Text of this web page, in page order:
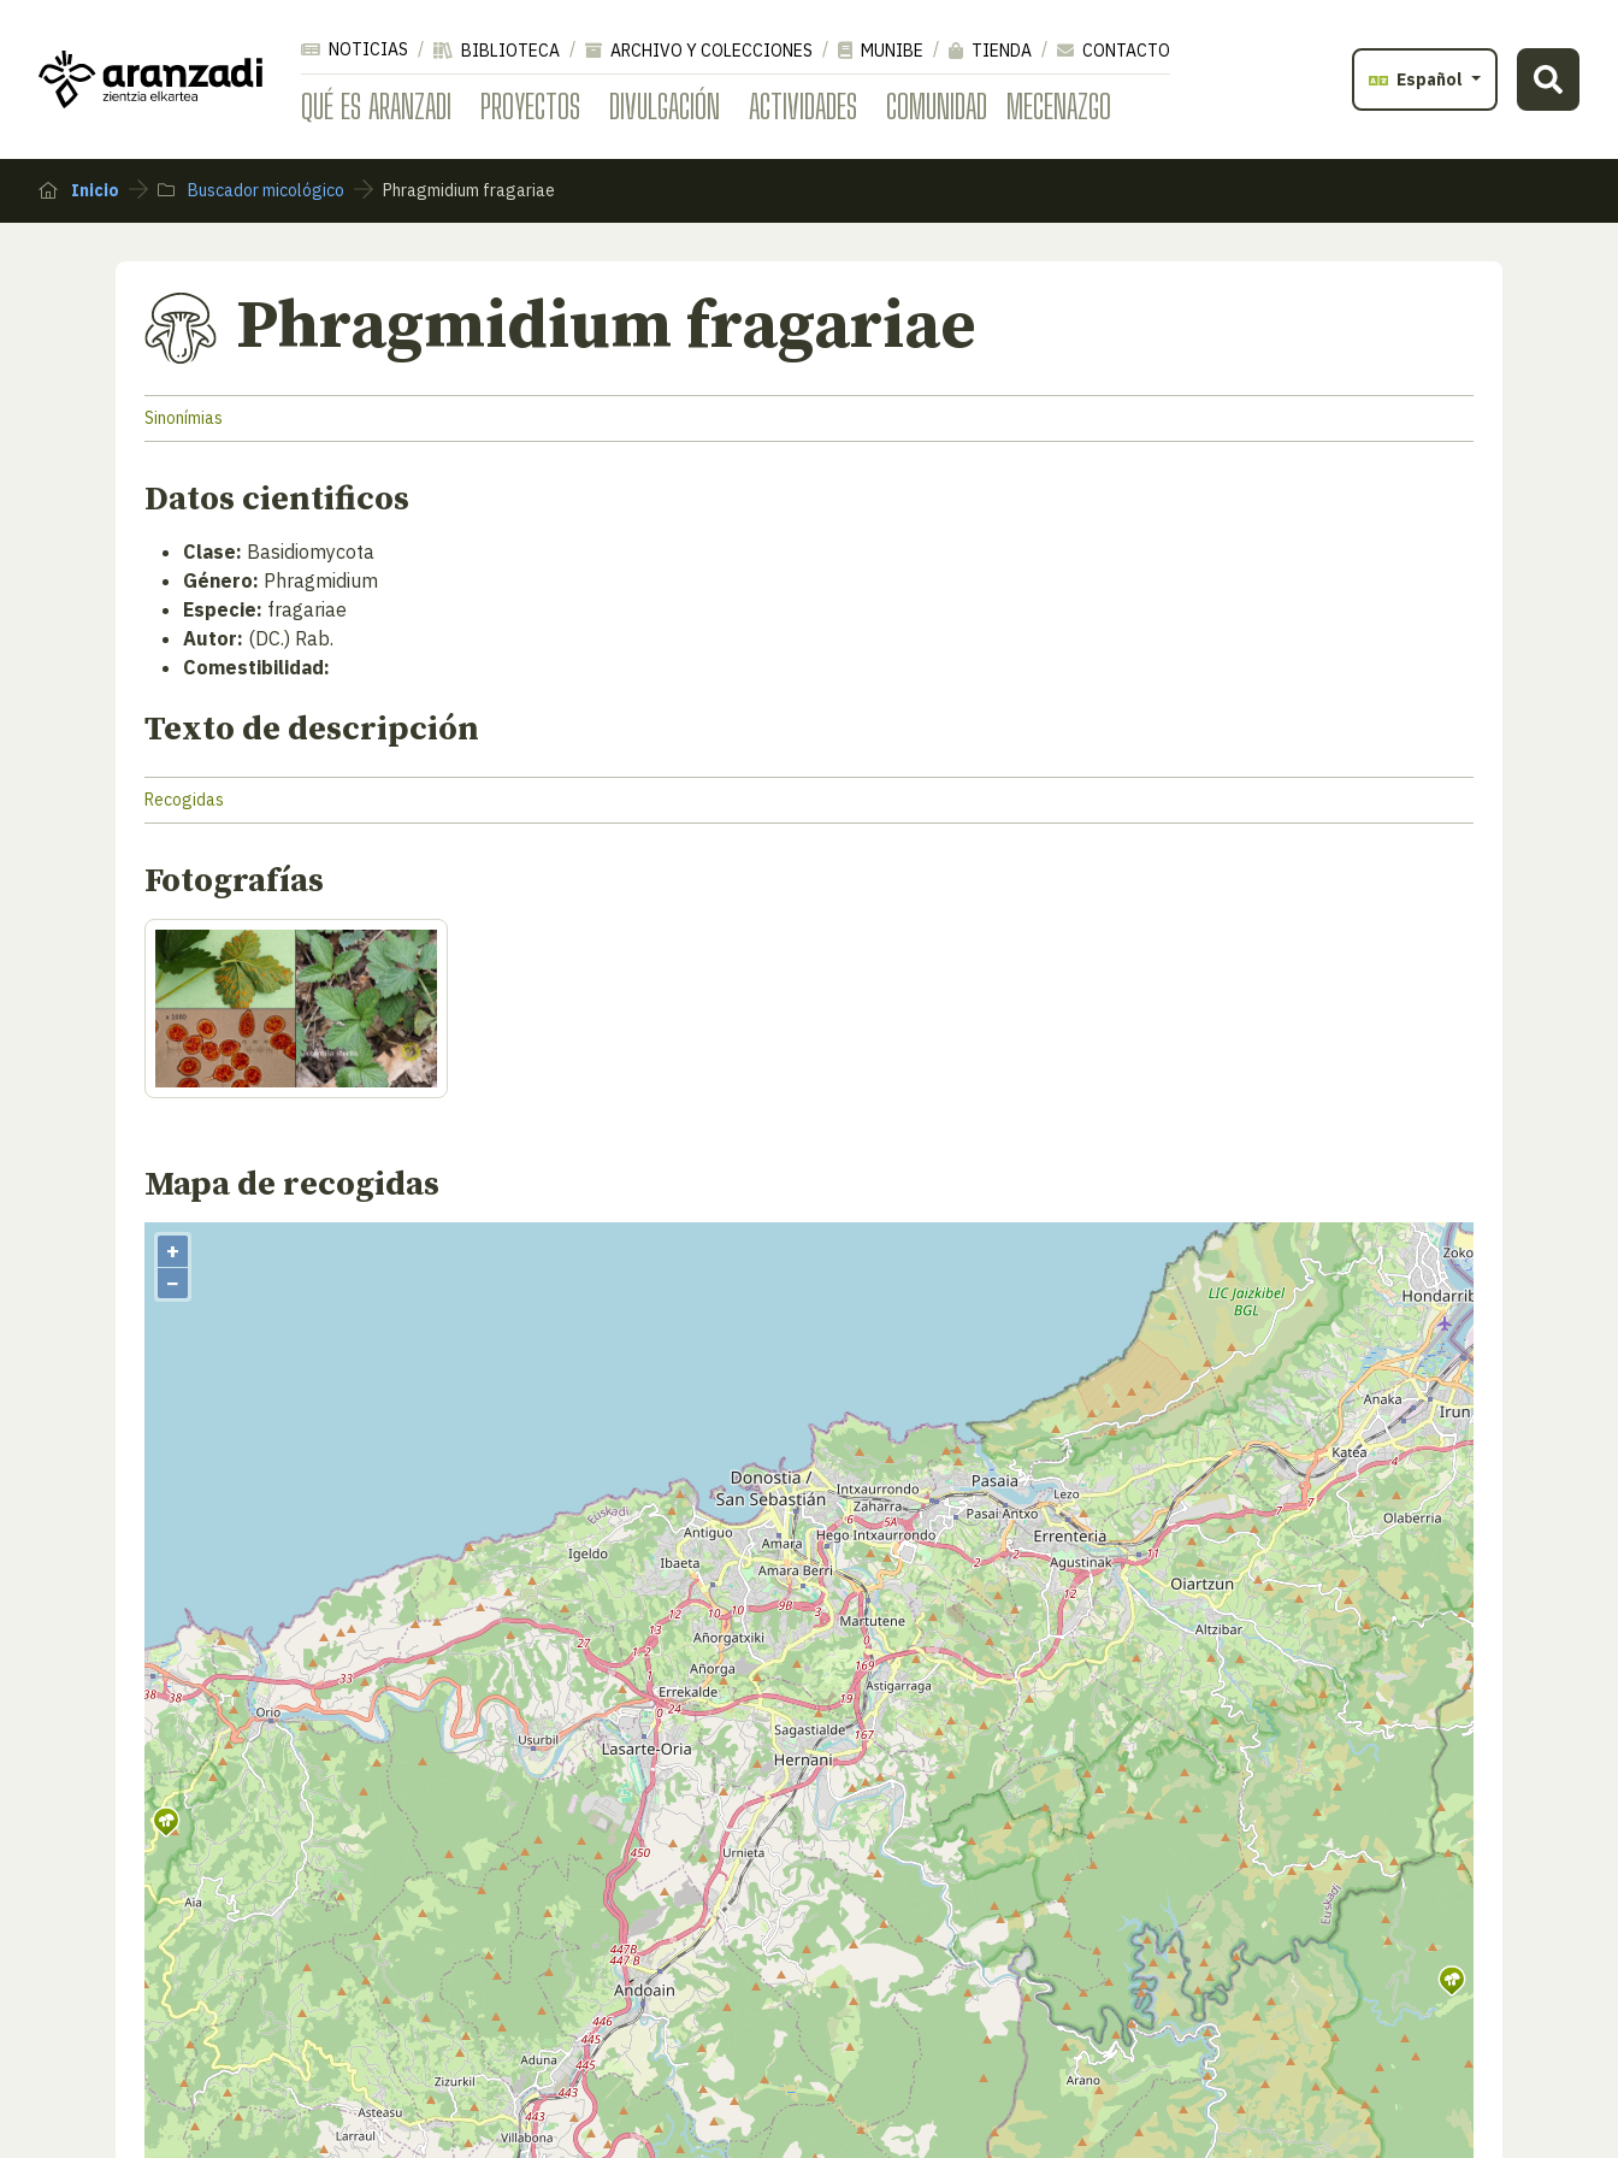
QUÉ ES ARANZADI PROYECTOS DIVULGACIÓN ACTIVIDADES COMUNIDAD MECENAZGO
NOTICIAS BIBLIOTECA ARCHIVO Y COLECCIONES MUNIBE TIENDA
CONTACTO
Español
Inicio Buscador micológico Phragmidium fragariae
Phragmidium fragariae
Sinonímias
Datos cientificos
Clase: Basidiomycota
Género: Phragmidium
Especie: fragariae
Autor: (DC.) Rab.
Comestibilidad:
Texto de descripción
Recogidas
Fotografías
Mapa de recogidas
+
−